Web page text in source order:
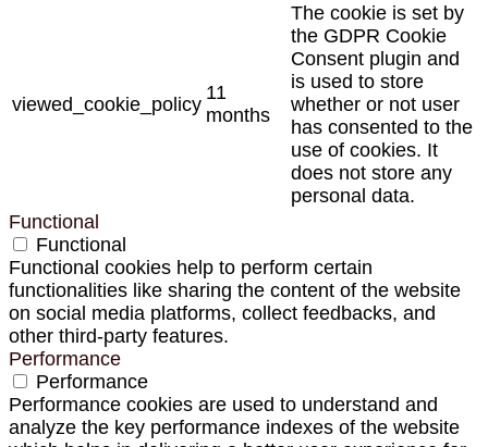
viewed_cookie_policy
11
months
The cookie is set by
the GDPR Cookie
Consent plugin and
is used to store
whether or not user
has consented to the
use of cookies. It
does not store any
personal data.
Functional
Functional
Functional cookies help to perform certain
functionalities like sharing the content of the website
on social media platforms, collect feedbacks, and
other third-party features.
Performance
Performance
Performance cookies are used to understand and
analyze the key performance indexes of the website